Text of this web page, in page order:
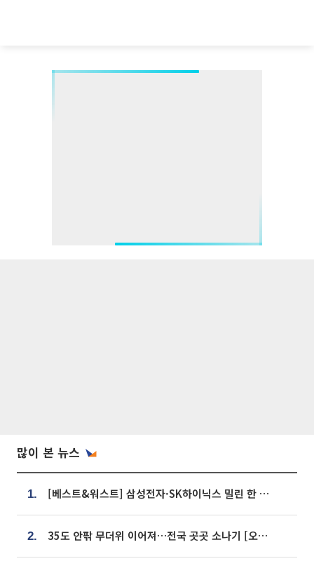
많이 본 뉴스
1. [베스트&워스트] 삼성전자·SK하이닉스 밀린 한 주…상상인증권은 85% 급등
2. 35도 안팎 무더위 이어져…전국 곳곳 소나기 [오늘 날씨]